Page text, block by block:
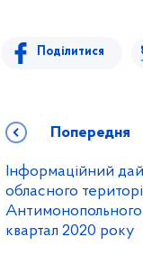
Поділитися
Попередня
Інформаційний
обласного
Антимонопольного
квартал 2020 року